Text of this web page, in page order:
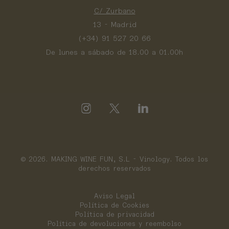
C/ Zurbano
13 - Madrid
(+34) 91 527 20 66
De lunes a sábado de 18.00 a 01.00h
© 2026. MAKING WINE FUN, S.L - Vinology. Todos los
derechos reservados
Aviso Legal
Política de Cookies
Política de privacidad
Política de devoluciones y reembolso